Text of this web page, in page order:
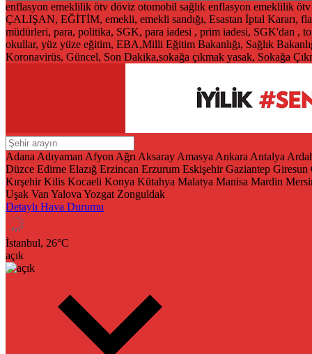
enflasyon emeklilik ötv döviz otomobil sağlık enflasyon emeklilik ötv
ÇALIŞAN, EĞİTİM, emekli, emekli sandığı, Esastan İptal Kararı,
müdürleri, para, politika, SGK, para iadesi , prim iadesi, SGK'dan ,
okullar, yüz yüze eğitim, EBA,Milli Eğitim Bakanlığı, Sağlık
Koronavirüs, Güncel, Son Dakika,sokağa çıkmak yasak, Sokağa
Adana Adıyaman Afyon Ağrı Aksaray Amasya Ankara Antalya
Düzce Edirne Elazığ Erzincan Erzurum Eskişehir Gaziantep Giresun
Kırşehir Kilis Kocaeli Konya Kütahya Malatya Manisa Mardin
Uşak Van Yalova Yozgat Zonguldak
Detaylı Hava Durumu
İstanbul, 26°C
açık